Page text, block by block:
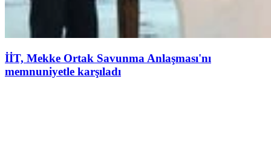
İİT, Mekke Ortak Savunma Anlaşması'nı
memnuniyetle karşıladı